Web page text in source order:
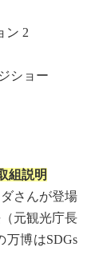
ン 2
ショー
組説明
さんが登場
元観光庁長
万博はSDGs